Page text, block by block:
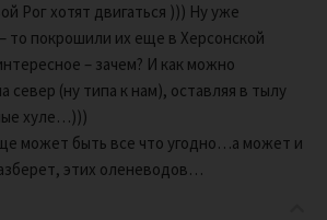
Рог хотят двигаться ))) Ну уже
то покрошили их еще в Херсонской
– зачем? И как можно
север (ну типа к нам), оставляя в тылу
хуле…)))
может быть все что угодно…а может и
этих оленеводов…